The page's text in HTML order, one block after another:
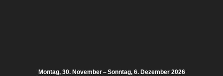
Montag, 30. November – Sonntag, 6. Dezember 2026